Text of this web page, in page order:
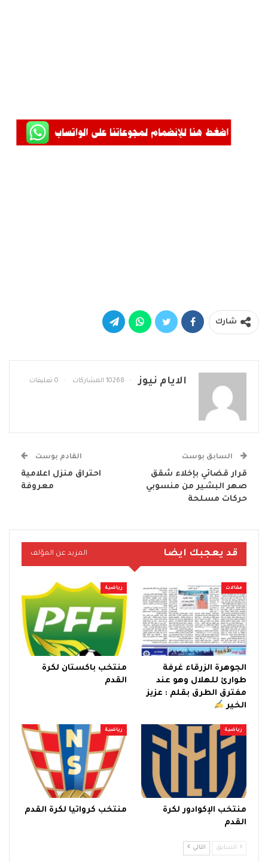
شارك
الايام نيوز 10268 المشاركات 0 تعليقات
السابق بوست
قرار قضائي بإخلاء شقق
صهر البشير من منسوبي
حركات مسلحة
القادم بوست
احتراق منزل اعلامية
معروفة
قد يعجبك ايضا المزيد عن المؤلف
مقالات
الجوهرة الزرقاء غرفة
طوارئ للهلال وهو عند
مفترق الطرق بقلم : عزيز
الخير
رياضية
منتخب باكستان لكرة
القدم
رياضية
منتخب الإكوادور لكرة
القدم
رياضية
منتخب كرواتيا لكرة القدم
السابق التالي